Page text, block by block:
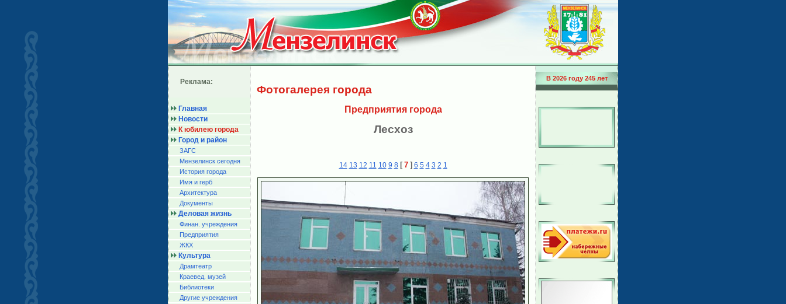
Реклама:
Главная
Новости
К юбилею города
Город и район
ЗАГС
Мензелинск сегодня
История города
Имя и герб
Архитектура
Документы
Деловая жизнь
Финан. учреждения
Предприятия
ЖКХ
Культура
Драмтеатр
Краевед. музей
Библиотеки
Другие учреждения
Фотогалерея города
Предприятия города
Лесхоз
14 13 12 11 10 9 8 [ 7 ] 6 5 4 3 2 1
В 2026 году 245 лет